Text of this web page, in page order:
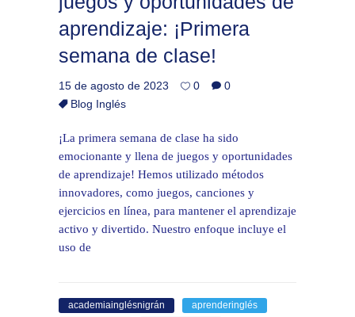
aprendizaje: ¡Primera
semana de clase!
15 de agosto de 2023 0
0
Blog Inglés
¡La primera semana de clase ha sido
emocionante y llena de juegos y oportunidades
de aprendizaje! Hemos utilizado métodos
innovadores, como juegos, canciones y
ejercicios en línea, para mantener el aprendizaje
activo y divertido. Nuestro enfoque incluye el
uso de
academiainglésnigrán
aprenderinglés